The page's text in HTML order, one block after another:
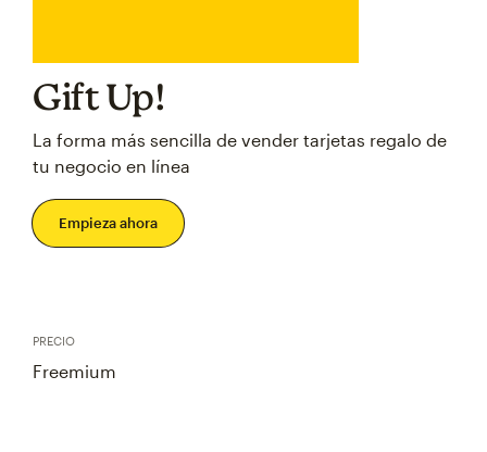
Gift Up!
La forma más sencilla de vender tarjetas regalo de
tu negocio en línea
Empieza ahora
PRECIO
Freemium